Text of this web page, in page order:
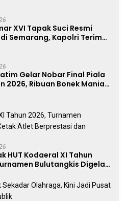
XVI Tapak Suci Resmi
Semarang, Kapolri Terima
Gelar Nobar Final Piala
2026, Ribuan Bonek Mania
HUT Kodaeral XI Tahun
Bulutangkis Digelar
Soliditas Prajurit